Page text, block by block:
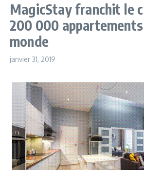
MagicStay franchit le
200 000
monde
janvier 31, 2019